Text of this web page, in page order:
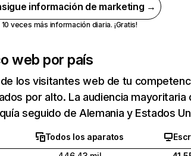
información de marketing →
10 veces más información diaria. ¡Gratis!
web por país
los visitantes web de tu
por alto. La audiencia mayoritaria
seguido de Alemania y Estados
Todos los aparatos